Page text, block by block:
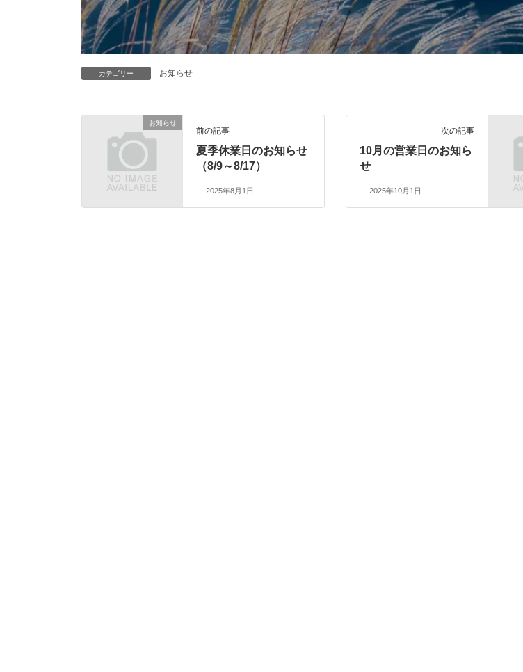
カテゴリー お知らせ
お知らせ
前の記事
夏季休業日のお知らせ
（8/9～8/17）
2025年8月1日
次の記事
10月の営業日のお知ら
せ
2025年10月1日